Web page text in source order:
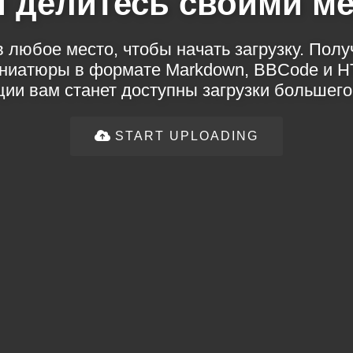
место, чтобы начать загрузку.
в формате Markdown, BBCode и
вам станет доступны загрузки
START UPLOADING